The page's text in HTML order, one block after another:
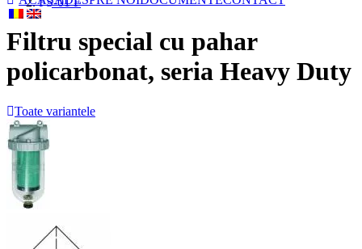
Filtru special cu pahar
policarbonat, seria Heavy Duty
Toate variantele